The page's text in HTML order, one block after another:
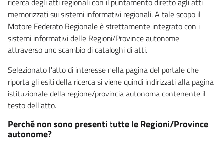
ricerca degli atti regionali con il puntamento diretto agli atti
memorizzati sui sistemi informativi regionali. A tale scopo il
Motore Federato Regionale è strettamente integrato con i
sistemi informativi delle Regioni/Province autonome
attraverso uno scambio di cataloghi di atti.
Selezionato l'atto di interesse nella pagina del portale che
riporta gli esiti della ricerca si viene quindi indirizzati alla pagina
istituzionale della regione/provincia autonoma contenente il
testo dell'atto.
Perché non sono presenti tutte le Regioni/Province
autonome?